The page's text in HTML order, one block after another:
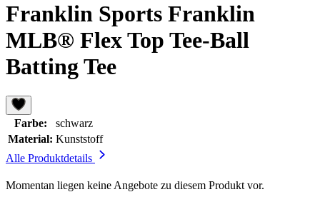
Franklin Sports Franklin
MLB® Flex Top Tee-Ball
Batting Tee
Farbe:
schwarz
Material: Kunststoff
Alle Produktdetails
Momentan liegen keine Angebote zu diesem Produkt vor.